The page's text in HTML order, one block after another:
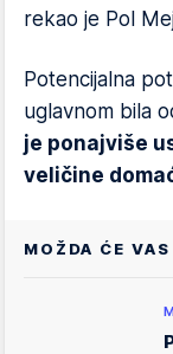
rekao je Pol
Potencijalna
uglavnom bila
je ponajviše
veličine
MOŽDA ĆE